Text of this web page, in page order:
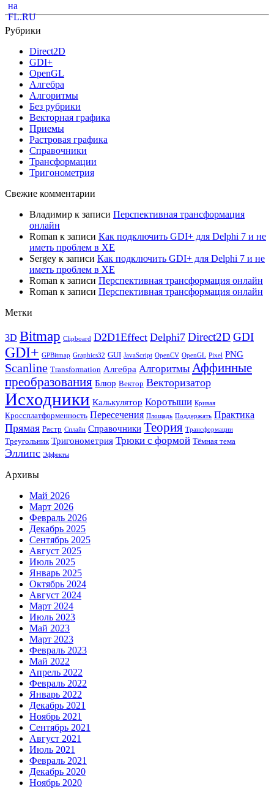
Рубрики
Direct2D
GDI+
OpenGL
Алгебра
Алгоритмы
Без рубрики
Векторная графика
Приемы
Растровая графика
Справочники
Трансформации
Тригонометрия
Свежие комментарии
Владимир к записи Перспективная трансформация
онлайн
Roman к записи Как подключить GDI+ для Delphi 7 и не
иметь проблем в XE
Sergey к записи Как подключить GDI+ для Delphi 7 и не
иметь проблем в XE
Roman к записи Перспективная трансформация онлайн
Roman к записи Перспективная трансформация онлайн
Метки
3D Bitmap Clipboard D2D1Effect Delphi7 Direct2D GDI
GDI+ GPBitmap Graphics32 GUI JavaScript OpenCV OpenGL Pixel PNG
Scanline Transformation Алгебра Алгоритмы Аффинные
преобразования Блюр Вектор Векторизатор
Исходники Калькулятор Коротыши Кривая
Кроссплатформенность Пересечения Площадь Поддержать Практика
Прямая Растр Сплайн Справочники Теория Трансформации
Треугольник Тригонометрия Трюки с формой Тёмная тема
Эллипс Эффекты
Архивы
Май 2026
Март 2026
Февраль 2026
Декабрь 2025
Сентябрь 2025
Август 2025
Июль 2025
Январь 2025
Октябрь 2024
Август 2024
Март 2024
Июль 2023
Май 2023
Март 2023
Февраль 2023
Май 2022
Апрель 2022
Февраль 2022
Январь 2022
Декабрь 2021
Ноябрь 2021
Сентябрь 2021
Август 2021
Июль 2021
Февраль 2021
Декабрь 2020
Ноябрь 2020